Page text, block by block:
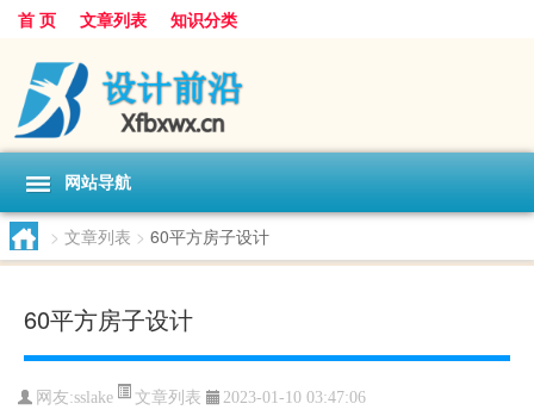
首 页 文章列表 知识分类
网站导航
> 文章列表 > 60平方房子设计
60平方房子设计
网友:sslake 文章列表 2023-01-10 03:47:06